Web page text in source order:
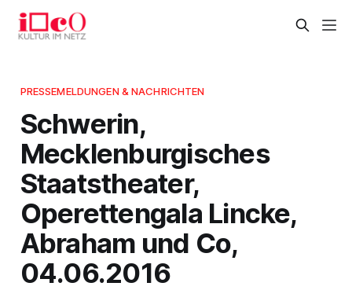
PRESSEMELDUNGEN & NACHRICHTEN
Schwerin,
Mecklenburgisches
Staatstheater,
Operettengala Lincke,
Abraham und Co,
04.06.2016